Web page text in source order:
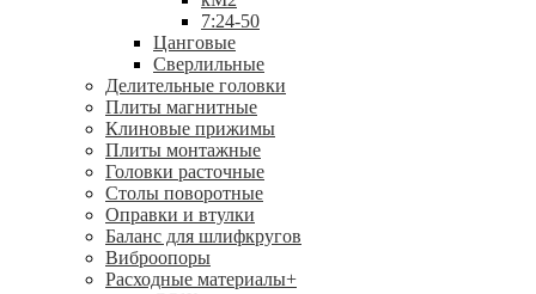
7:24-50
Цанговые
Сверлильные
Делительные головки
Плиты магнитные
Клиновые прижимы
Плиты монтажные
Головки расточные
Столы поворотные
Оправки и втулки
Баланс для шлифкругов
Виброопоры
Расходные материалы+